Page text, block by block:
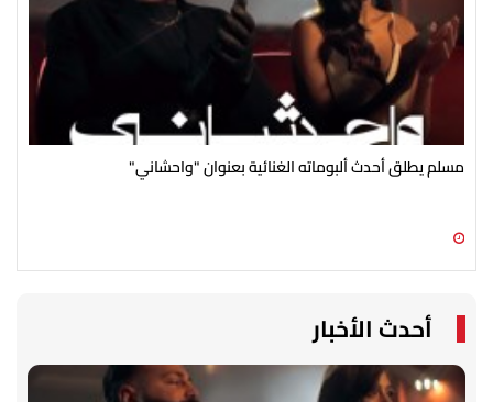
مسلم يطلق أحدث ألبوماته الغنائية بعنوان "واحشاني"
أحدث الأخبار